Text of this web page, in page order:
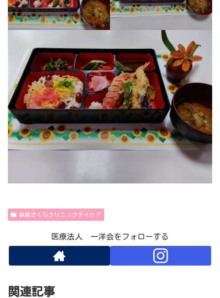
徳島さくらクリニックデイケア
医療法人 一洋会をフォローする
関連記事